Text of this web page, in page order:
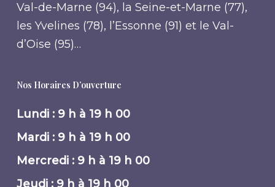
Val-de-Marne (94), la Seine-et-Marne (77),
les Yvelines (78), l’Essonne (91) et le Val-
d’Oise (95)…
Nos Horaires D’ouverture
Lundi : 9 h à 19 h 00
Mardi : 9 h à 19 h 00
Mercredi : 9 h à 19 h 00
Jeudi : 9 h à 19 h 00